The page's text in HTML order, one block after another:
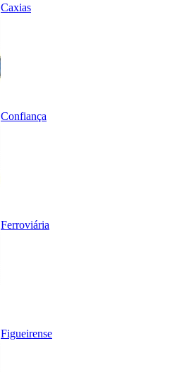
Caxias
Confiança
Ferroviária
Figueirense